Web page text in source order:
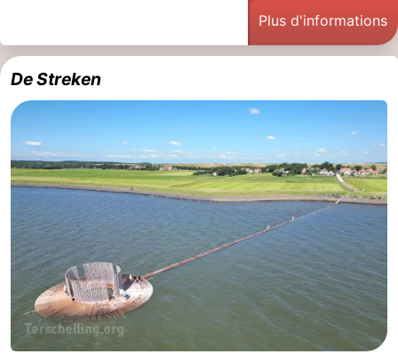
Plus d'informations
De Streken